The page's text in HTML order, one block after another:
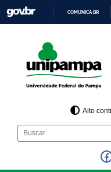
para
o
COMUNICA BR
Alto